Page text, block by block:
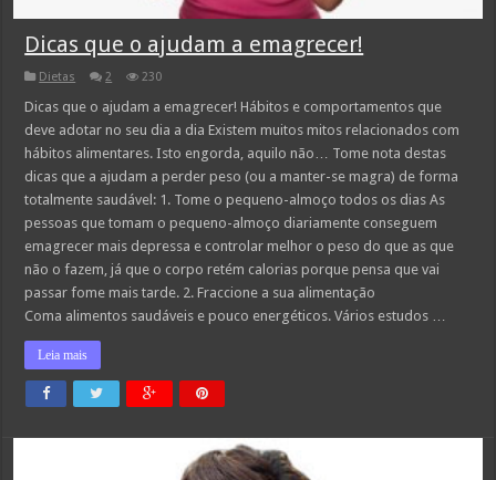
Dicas que o ajudam a emagrecer!
Dietas 2 230
Dicas que o ajudam a emagrecer! Hábitos e comportamentos que
deve adotar no seu dia a dia Existem muitos mitos relacionados com
hábitos alimentares. Isto engorda, aquilo não… Tome nota destas
dicas que a ajudam a perder peso (ou a manter-se magra) de forma
totalmente saudável: 1. Tome o pequeno-almoço todos os dias As
pessoas que tomam o pequeno-almoço diariamente conseguem
emagrecer mais depressa e controlar melhor o peso do que as que
não o fazem, já que o corpo retém calorias porque pensa que vai
passar fome mais tarde. 2. Fraccione a sua alimentação
Coma alimentos saudáveis e pouco energéticos. Vários estudos …
Leia mais